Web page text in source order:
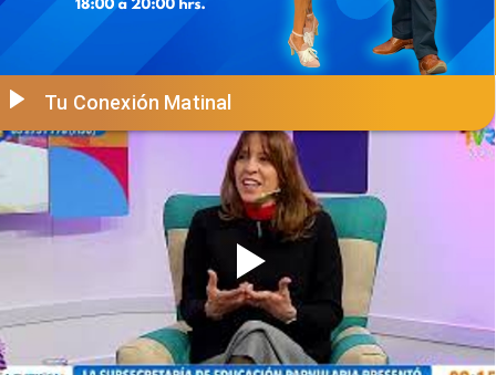
Tu Conexión Matinal